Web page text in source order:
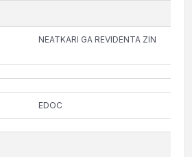
NEATKARI GA REVIDENTA ZIN
EDOC